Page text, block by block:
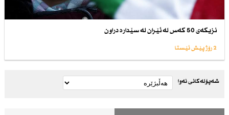
نزیكەی 50 كەس لە ئێران لە سێدارە دراون
2 رۆژ پێش ئێستا
شەپۆلەکانی نەوا